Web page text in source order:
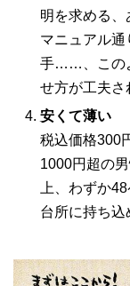
明を求める、
マニュアル
手……、この
せ方が工夫さ
安くて薄い
税込価格300
1000円超の
上、わずか
台所に持ち込